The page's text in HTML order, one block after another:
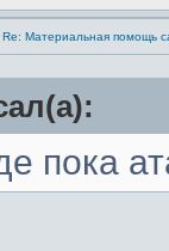
Re: Материальная помощь
пока